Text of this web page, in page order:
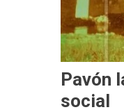
Pavón
social